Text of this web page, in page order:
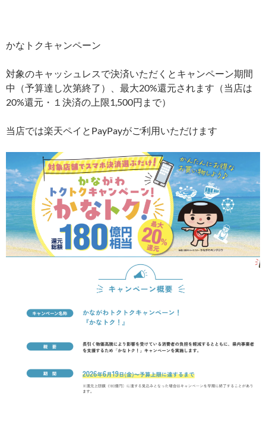
かなトクキャンペーン
対象のキャッシュレスで決済いただくとキャンペーン期間
中（予算達し次第終了）、最大20%還元されます（当店は
20%還元・１決済の上限1,500円まで）
当店では楽天ペイとPayPayがご利用いただけます